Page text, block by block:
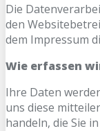
Die
den
dem Impressum
Wie erfassen
Ihre Daten
uns diese
handeln, die Sie